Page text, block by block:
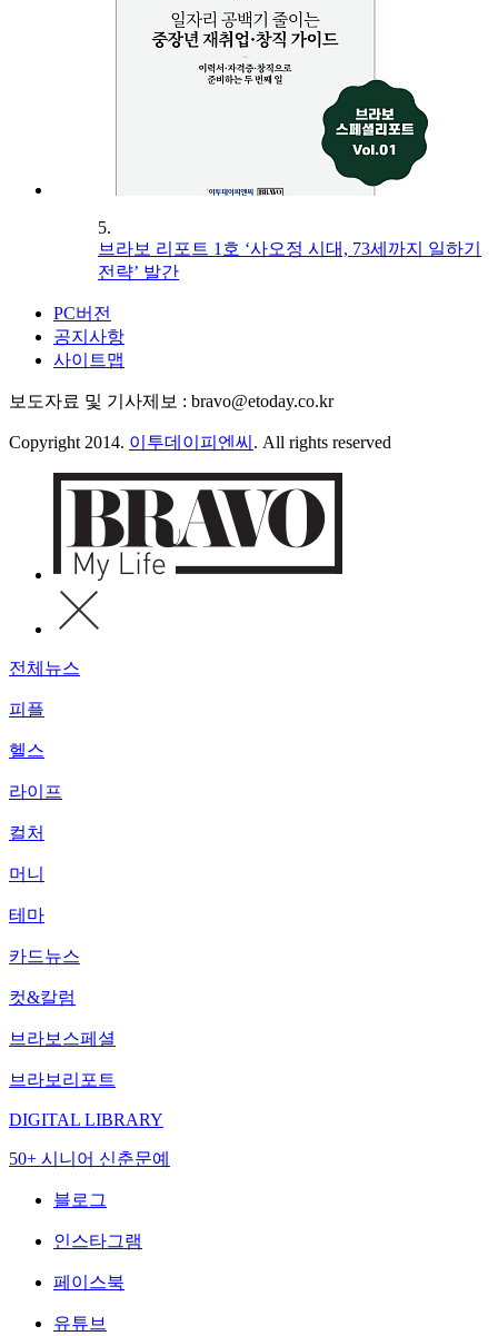
5.
브라보 리포트 1호 ‘사오정 시대, 73세까지 일하기
전략’ 발간
PC버전
공지사항
사이트맵
보도자료 및 기사제보 : bravo@etoday.co.kr
Copyright 2014. 이투데이피엔씨 . All rights reserved
전체뉴스
피플
헬스
라이프
컬처
머니
테마
카드뉴스
컷&칼럼
브라보스페셜
브라보리포트
DIGITAL LIBRARY
50+ 시니어 신춘문예
블로그
인스타그램
페이스북
유튜브